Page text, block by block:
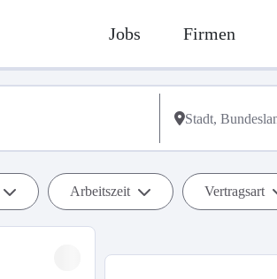
Jobs Firmen
Arbeitszeit Vertragsart